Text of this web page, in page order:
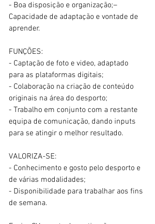
- Boa disposição e organização;–
Capacidade de adaptação e vontade de
aprender.
FUNÇÕES:
- Captação de foto e video, adaptado
para as plataformas digitais;
- Colaboração na criação de conteúdo
originais na área do desporto;
- Trabalho em conjunto com a restante
equipa de comunicação, dando inputs
para se atingir o melhor resultado.
VALORIZA-SE:
- Conhecimento e gosto pelo desporto e
de várias modalidades;
- Disponibilidade para trabalhar aos fins
de semana.